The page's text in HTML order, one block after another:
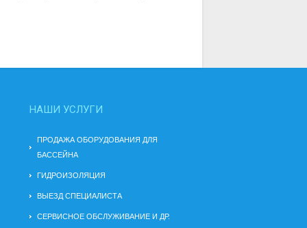
НАШИ УСЛУГИ
ПРОДАЖА ОБОРУДОВАНИЯ ДЛЯ
БАССЕЙНА
ГИДРОИЗОЛЯЦИЯ
ВЫЕЗД СПЕЦИАЛИСТА
СЕРВИСНОЕ ОБСЛУЖИВАНИЕ И ДР.